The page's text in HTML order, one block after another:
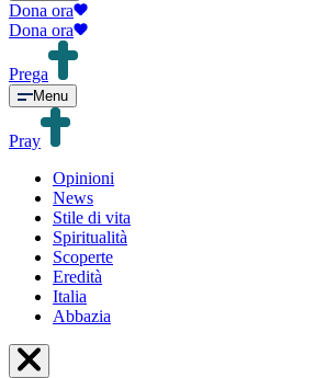
Dona ora
Dona ora
Prega
Menu
Pray
Opinioni
News
Stile di vita
Spiritualità
Scoperte
Eredità
Italia
Abbazia